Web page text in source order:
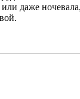
даже